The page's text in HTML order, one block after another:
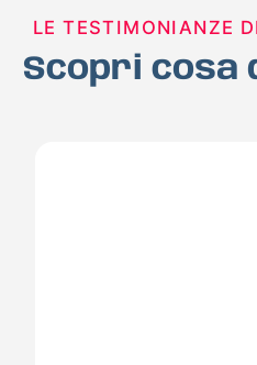
LE TESTIMONIANZE
Scopri cosa